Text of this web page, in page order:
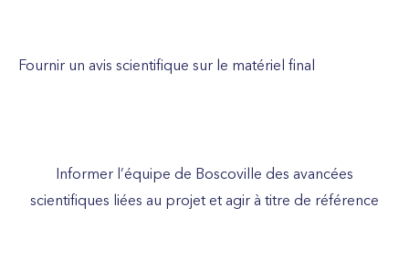
Fournir un avis scientifique sur le matériel final
Informer l’équipe de Boscoville des avancées
scientifiques liées au projet et agir à titre de référence